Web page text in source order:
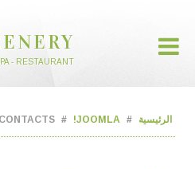
- RESTAURANT
الرئيسية JOOMLA!
CONTACTS